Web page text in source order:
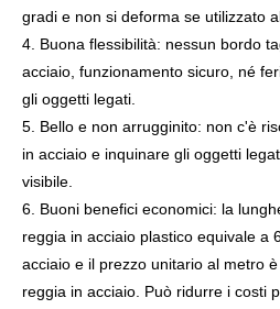
gradi e non si deforma se utilizzato
4. Buona flessibilità: nessun bordo
acciaio, funzionamento sicuro, né
gli oggetti legati.
5. Bello e non arrugginito: non c'è
in acciaio e inquinare gli oggetti
visibile.
6. Buoni benefici economici: la
reggia in acciaio plastico equivale a
acciaio e il prezzo unitario al metro
reggia in acciaio. Può ridurre i costi